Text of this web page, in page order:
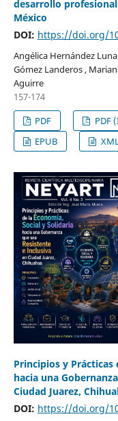
desarrollo
México
DOI: https://doi.org/
Angélica Hernández
Gómez Landeros ,
Aguirre
157-174
PDF
PDF
EPUB
Principios y Prácticas
hacia una
Ciudad Juarez,
DOI: https://doi.org/